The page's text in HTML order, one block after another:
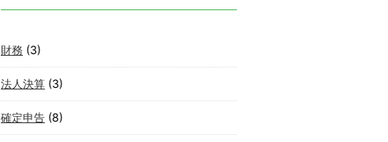
財務 (3)
法人決算 (3)
確定申告 (8)